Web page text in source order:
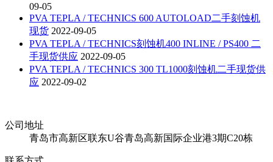
09-05
PVA TEPLA / TECHNICS 600 AUTOLOAD二手刻蚀机
现货 2022-09-05
PVA TEPLA / TECHNICS刻蚀机400 INLINE / PS400 二
手现货供应 2022-09-05
PVA TEPLA / TECHNICS 300 TL1000刻蚀机二手现货供
应 2022-09-02
公司地址
青岛市高新区联东U谷青岛高新国际企业港3期C20栋